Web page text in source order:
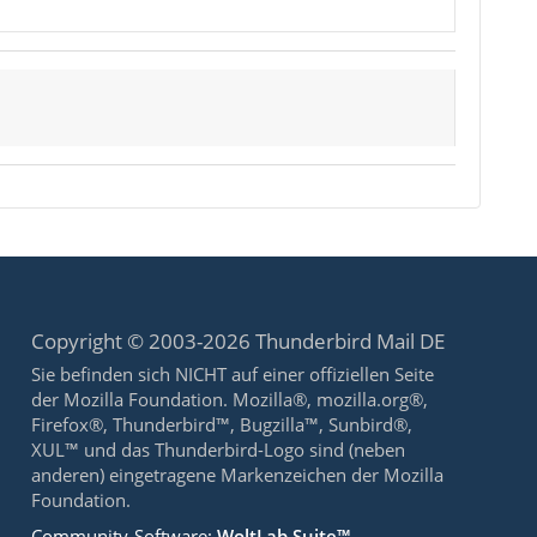
Copyright © 2003-2026 Thunderbird Mail DE
Sie befinden sich NICHT auf einer offiziellen Seite
der Mozilla Foundation. Mozilla®, mozilla.org®,
Firefox®, Thunderbird™, Bugzilla™, Sunbird®,
XUL™ und das Thunderbird-Logo sind (neben
anderen) eingetragene Markenzeichen der Mozilla
Foundation.